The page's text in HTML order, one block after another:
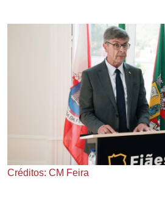
Créditos: CM Feira